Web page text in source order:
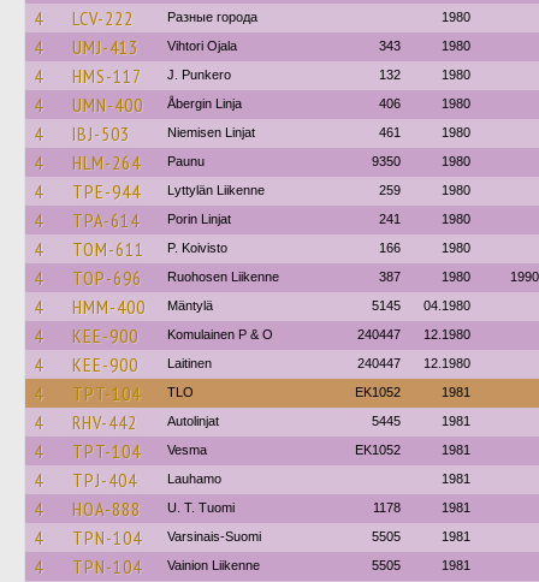
4 LCV-222 Разные города 1980
4 UMJ-413 Vihtori Ojala 343 1980
4 HMS-117 J. Punkero 132 1980
4 UMN-400 Åbergin Linja 406 1980
4 IBJ-503 Niemisen Linjat 461 1980
4 HLM-264 Paunu 9350 1980
4 TPE-944 Lyttylän Liikenne 259 1980
4 TPA-614 Porin Linjat 241 1980
4 TOM-611 P. Koivisto 166 1980
4 TOP-696 Ruohosen Liikenne 387 1980 1990
4 HMM-400 Mäntylä 5145 04.1980
4 KEE-900 Komulainen P & O 240447 12.1980
4 KEE-900 Laitinen 240447 12.1980
4 TPT-104 TLO EK1052 1981
4 RHV-442 Autolinjat 5445 1981
4 TPT-104 Vesma EK1052 1981
4 TPJ-404 Lauhamo 1981
4 HOA-888 U. T. Tuomi 1178 1981
4 TPN-104 Varsinais-Suomi 5505 1981
4 TPN-104 Vainion Liikenne 5505 1981